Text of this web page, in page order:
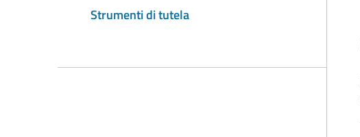
Strumenti di tutela